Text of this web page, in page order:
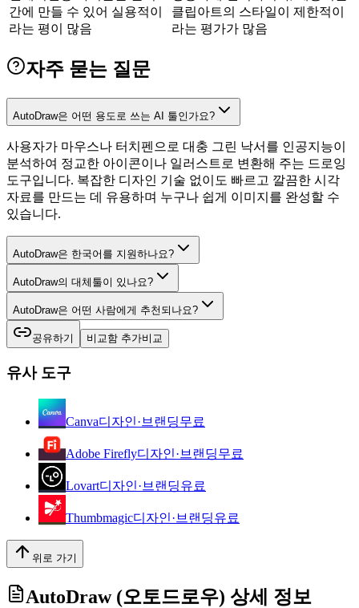
간에 만들 수 있어 실용적이
라는 평이 많음
클립아트의 스타일이 제한적이
라는 평가가 많음
자주 묻는 질문
AutoDraw은 어떤 용도로 쓰는 AI 툴인가요?
사용자가 마우스나 터치펜으로 대충 그린 낙서를 인공지능이
분석하여 정교한 아이콘이나 일러스트로 변환해 주는 드로잉
도구입니다. 복잡한 디자인 기술 없이도 빠르고 깔끔한 시각
자료를 만드는 데 유용하며 누구나 쉽게 이미지를 완성할 수
있습니다.
AutoDraw은 한국어를 지원하나요?
AutoDraw의 대체툴이 있나요?
AutoDraw은 어떤 사람에게 추천되나요?
공유하기 비교함 추가비교
유사 도구
Canva디자인·브랜딩무료
Adobe Firefly디자인·브랜딩무료
Lovart디자인·브랜딩유료
Thumbmagic디자인·브랜딩유료
위로 가기
AutoDraw (오토드로우) 상세 정보